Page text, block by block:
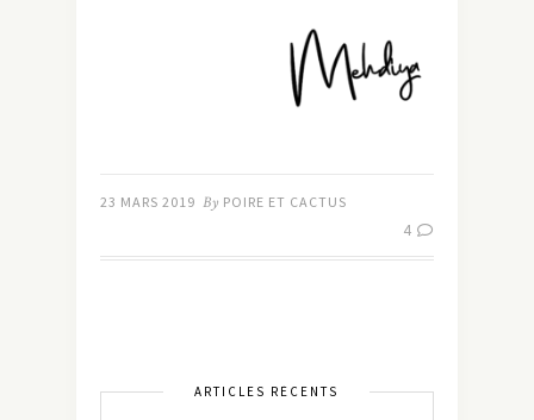
23 MARS 2019 By POIRE ET CACTUS
4
ARTICLES RÉCENTS